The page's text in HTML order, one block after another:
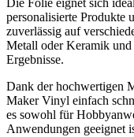
Die Folie eignet sich
personalisierte Produkte
zuverlässig auf
Metall oder Keramik
Ergebnisse.
Dank der hochwertigen
Maker Vinyl einfach
es sowohl für
Anwendungen geeignet